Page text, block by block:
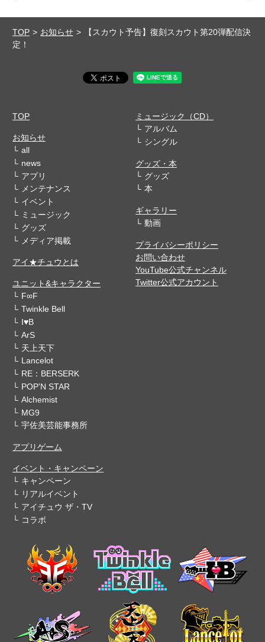
TOP お知らせ
【スカウト予告】復刻スカウト第20弾配信決
定！
TOP
お知らせ
all
news
アプリ
メンテナンス
イベント
ミュージック
グッズ
メディア掲載
アイ★チュウとは
ユニット&キャラクター
F∞F
Twinkle Bell
I♥B
ArS
天上天下
Lancelot
RE：BERSERK
POP'N STAR
Alchemist
MG9
宇佐美芸能事務所
アプリゲーム
イベント・キャンペーン
キャンペーン
リアルイベント
アイチュウ ザ・TV
コラボ
ミュージック（CD）
アルバム
シングル
グッズ・本
グッズ
本
ギャラリー
動画
プライバシーポリシー
お問い合わせ
YouTube公式チャンネル
Twitter公式アカウント